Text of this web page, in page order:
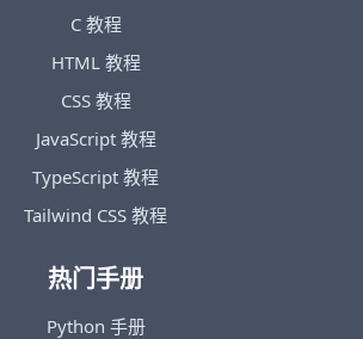
C 教程
HTML 教程
CSS 教程
JavaScript 教程
TypeScript 教程
Tailwind CSS 教程
热门手册
Python 手册